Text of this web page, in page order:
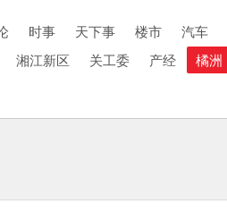
时事 天下事 楼市 汽车
湘江新区 关工委 产经 橘洲